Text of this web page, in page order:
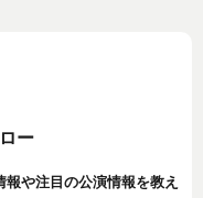
ー
報や注目の公演情報を教え